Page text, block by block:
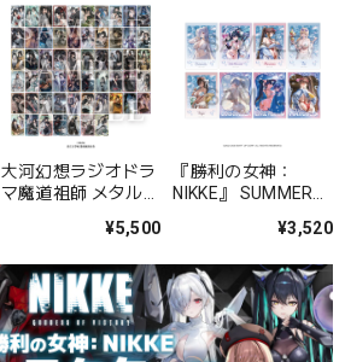
大河幻想ラジオドラ
マ魔道祖師 メタルカ
¥5,500
『勝利の女神：
NIKKE』 SUMMER
¥3,520